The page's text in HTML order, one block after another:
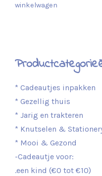
winkelwagen
* Cadeautjes inpakken
* Gezellig thuis
* Jarig en trakteren
* Knutselen &
* Mooi & Gezond
-Cadeautje voor:
.een kind (€0 tot €10)